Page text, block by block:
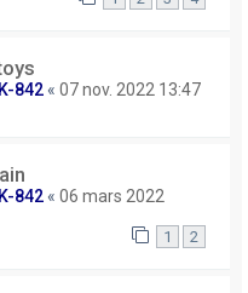
842 « 07 nov. 2022 13:47
842 « 06 mars 2022
1 2